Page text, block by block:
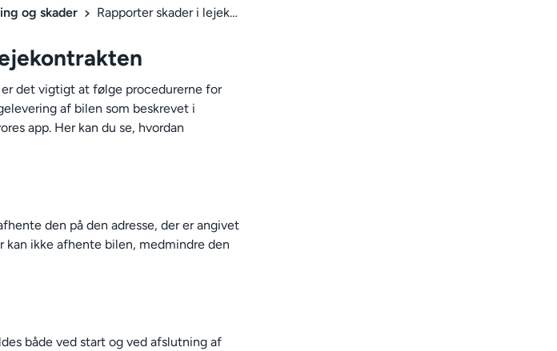
og skader Rapporter skader i lejekontrakten
det vigtigt at følge procedurerne for
af bilen som beskrevet i
app. Her kan du se, hvordan
den på den adresse, der er angivet
kan ikke afhente bilen, medmindre den
både ved start og ved afslutning af